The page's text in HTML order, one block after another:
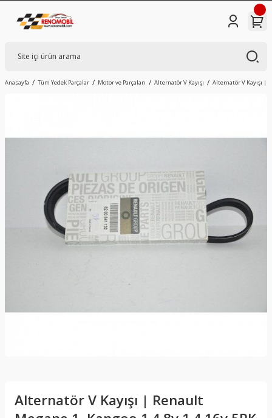
Anasayfa Tüm Yedek Parçalar Motor ve Parçaları Alternatör V Kayışı Alternatör V Kayışı |
Alternatör V Kayışı | Renault